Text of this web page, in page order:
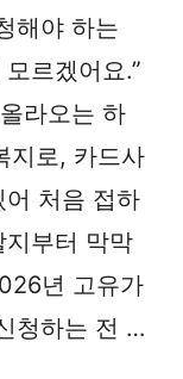
해야 하는
르겠어요.”
라오는 하
지로, 카드사
처음 접하
부터 막막
년 고유가
청하는 전 …